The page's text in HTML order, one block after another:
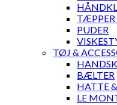
TÆPPER
PUDER
TØJ &
BÆLTER
HATTE
LE